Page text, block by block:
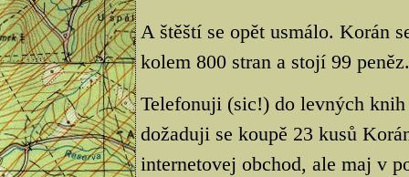
A štěští se opět usmálo. Korán
kolem 800 stran a stojí 99 peněz.
Telefonuji (sic!) do levných
dožaduji se koupě 23 kusů
internetovej obchod, ale maj v